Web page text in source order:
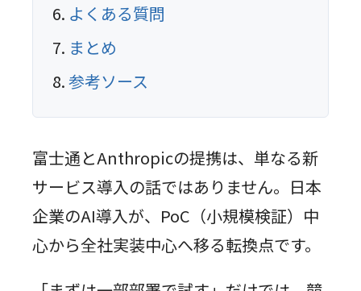
よくある質問
まとめ
参考ソース
富士通とAnthropicの提携は、単なる新
サービス導入の話ではありません。日本
企業のAI導入が、PoC（小規模検証）中
心から全社実装中心へ移る転換点です。